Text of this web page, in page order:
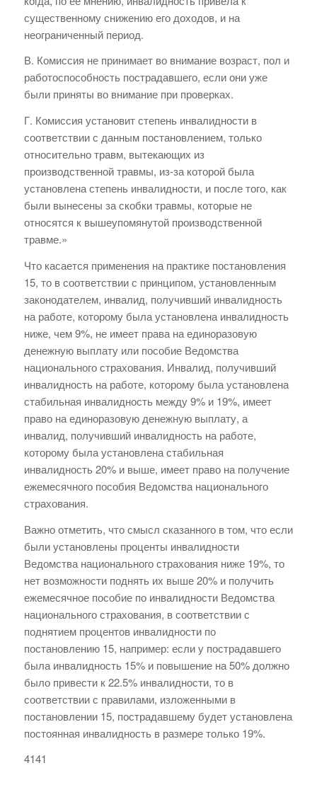
существенному снижению его доходов, и на
неограниченный период.
В. Комиссия не принимает во внимание возраст, пол и
работоспособность пострадавшего, если они уже
были приняты во внимание при проверках.
Г. Комиссия установит степень инвалидности в
соответствии с данным постановлением, только
относительно травм, вытекающих из
производственной травмы, из-за которой была
установлена степень инвалидности, и после того, как
были вынесены за скобки травмы, которые не
относятся к вышеупомянутой производственной
травме.»
Что касается применения на практике постановления
15, то в соответствии с принципом, установленным
законодателем, инвалид, получивший инвалидность
на работе, которому была установлена инвалидность
ниже, чем 9%, не имеет права на единоразовую
денежную выплату или пособие Ведомства
национального страхования. Инвалид, получивший
инвалидность на работе, которому была установлена
стабильная инвалидность между 9% и 19%, имеет
право на единоразовую денежную выплату, а
инвалид, получивший инвалидность на работе,
которому была установлена стабильная
инвалидность 20% и выше, имеет право на получение
ежемесячного пособия Ведомства национального
страхования.
Важно отметить, что смысл сказанного в том, что если
были установлены проценты инвалидности
Ведомства национального страхования ниже 19%, то
нет возможности поднять их выше 20% и получить
ежемесячное пособие по инвалидности Ведомства
национального страхования, в соответствии с
поднятием процентов инвалидности по
постановлению 15, например: если у пострадавшего
была инвалидность 15% и повышение на 50% должно
было привести к 22.5% инвалидности, то в
соответствии с правилами, изложенными в
постановлении 15, пострадавшему будет установлена
постоянная инвалидность в размере только 19%.
4141